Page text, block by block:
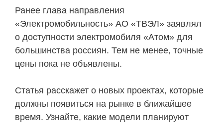
Ранее глава направления
«Электромобильность» АО «ТВЭЛ» заявлял
о доступности электромобиля «Атом» для
большинства россиян. Тем не менее, точные
цены пока не объявлены.
Статья расскажет о новых проектах, которые
должны появиться на рынке в ближайшее
время. Узнайте, какие модели планируют